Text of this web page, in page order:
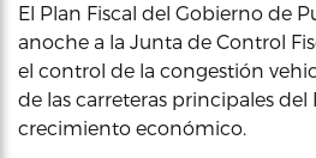
El Plan Fiscal del Gobierno de
anoche a la Junta de Control
el control de la congestión
de las carreteras principales del
crecimiento económico.